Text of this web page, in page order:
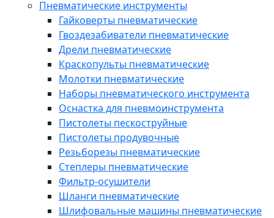
Пневматические инструменты
Гайковерты пневматические
Гвоздезабиватели пневматические
Дрели пневматические
Краскопульты пневматические
Молотки пневматические
Наборы пневматического инструмента
Оснастка для пневмоинструмента
Пистолеты пескоструйные
Пистолеты продувочные
Резьборезы пневматические
Степлеры пневматические
Фильтр-осушители
Шланги пневматические
Шлифовальные машины пневматические